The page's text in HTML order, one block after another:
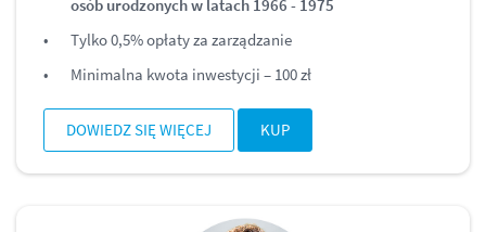
osób urodzonych w latach 1966 - 1975
Tylko 0,5% opłaty za zarządzanie
Minimalna kwota inwestycji – 100 zł
DOWIEDZ SIĘ WIĘCEJ KUP